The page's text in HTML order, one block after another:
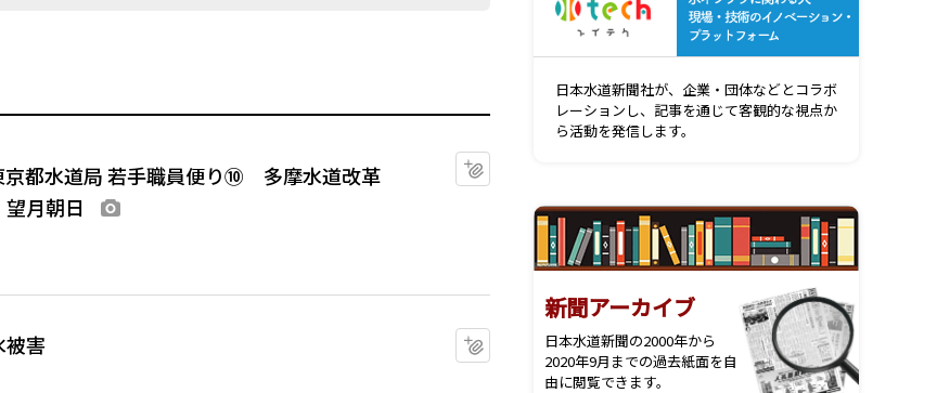
都水道局 若手職員便り⑩ 多摩水道改革
月朝日
害 マイクリップに追加
日本水道新聞社が、企業・団体などとコラボ
レーションし、記事を通じて客観的な視点か
ら活動を発信します。
新聞アーカイブ
日本水道新聞の2000年から
2020年9月までの過去紙面を自
由に閲覧できます。